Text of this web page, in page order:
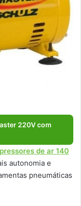
220V com
de ar 140
autonomia e
pneumáticas